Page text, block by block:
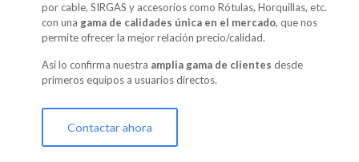
por cable, SIRGAS y accesorios como Rótulas, Horquillas, etc.
con una gama de calidades única en el mercado, que nos
permite ofrecer la mejor relación precio/calidad.
Así lo confirma nuestra amplia gama de clientes desde
primeros equipos a usuarios directos.
Contactar ahora